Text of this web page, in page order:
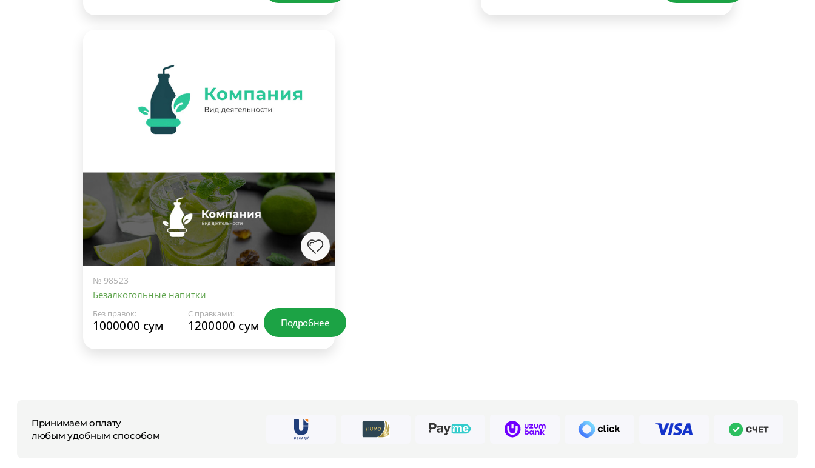
№ 98523
Безалкогольные напитки
Без правок:
1000000 сум
С правками:
1200000 сум Подробнее
Принимаем оплату
любым удобным способом